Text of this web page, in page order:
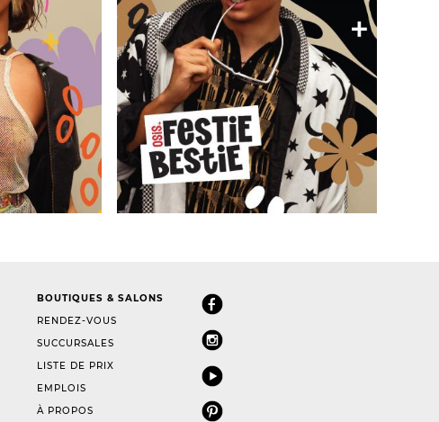
BOUTIQUES & SALONS
RENDEZ-VOUS
SUCCURSALES
LISTE DE PRIX
EMPLOIS
À PROPOS